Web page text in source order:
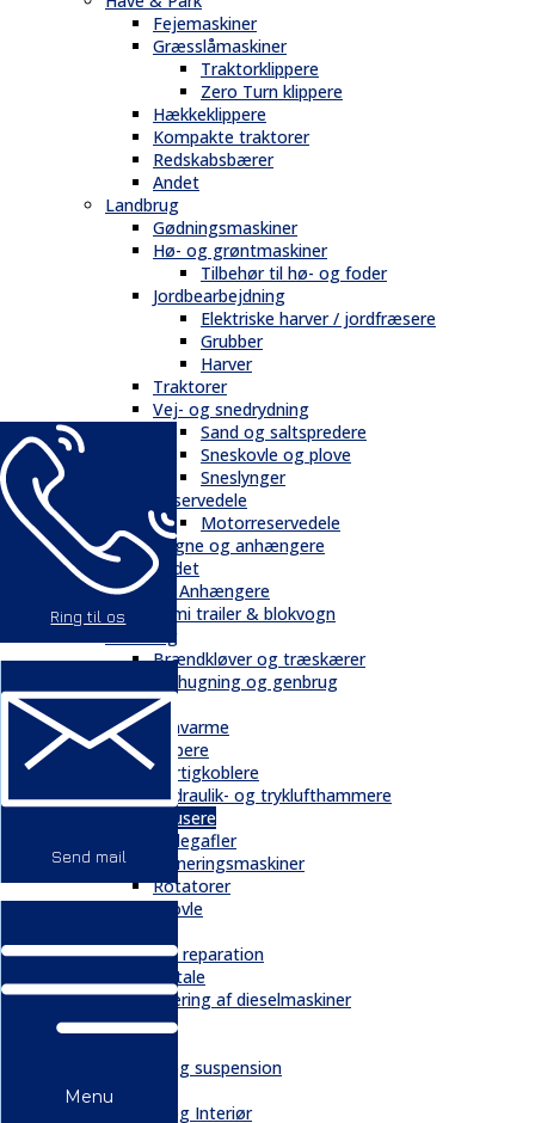
Ring til os
Send mail
Menu
Fejemaskiner
Græsslåmaskiner
Traktorklippere
Zero Turn klippere
Hækkeklippere
Kompakte traktorer
Redskabsbærer
Andet
Landbrug
Gødningsmaskiner
Hø- og grøntmaskiner
Tilbehør til hø- og foder
Jordbearbejdning
Elektriske harver / jordfræsere
Grubber
Harver
Traktorer
Vej- og snedrydning
Sand og saltspredere
Sneskovle og plove
Sneslynger
Reservedele
Motorreservedele
Vogne og anhængere
Andet
Trailere / Anhængere
Semi trailer & blokvogn
Skovbrug
Brændkløver og træskærer
Flishugning og genbrug
Tilbehør
Gravarme
Gribere
Hurtigkoblere
Hydraulik- og tryklufthammere
Knusere
Pallegafler
Planeringsmaskiner
Rotatorer
Skovle
Service & reparation
Serviceaftale
Elektrificering af dieselmaskiner
Reservedele
Chassis og suspension
Hydraulik
Kabiner og Interiør